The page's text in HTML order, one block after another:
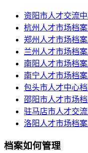
资阳市人才交流
杭州人才市场档
郑州人才市场档
兰州人才市场档
南阳人才市场档
南宁人才市场档
包头市人才中心
邵阳市人才市场
驻马店市人才交
洛阳人才市场档
档案如何管理